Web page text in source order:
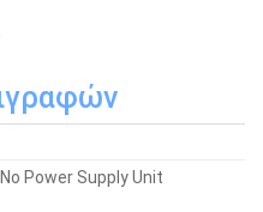
Power Supply Unit